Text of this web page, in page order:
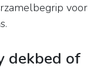
voor
dekbed of